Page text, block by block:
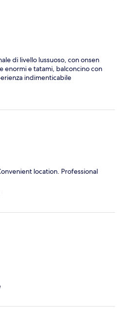
di livello lussuoso, con onsen
enormi e tatami, balconcino con
indimenticabile
location. Professional